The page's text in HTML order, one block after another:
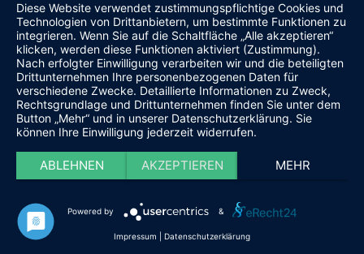
Diese Website verwendet zustimmungspflichtige Cookies und
Technologien von Drittanbietern, um bestimmte Funktionen zu
integrieren. Wenn Sie auf die Schaltfläche „Alle akzeptieren“
klicken, werden diese Funktionen aktiviert (Zustimmung).
Nach erfolgter Einwilligung verarbeiten wir und die beteiligten
Drittunternehmen Ihre personenbezogenen Daten für
verschiedene Zwecke. Detaillierte Informationen zu Zweck,
Rechtsgrundlage und Drittunternehmen finden Sie unter dem
Button „Mehr“ und in unserer Datenschutzerklärung. Sie
können Ihre Einwilligung jederzeit widerrufen.
ABLEHNEN AKZEPTIEREN MEHR
Powered by &
Impressum Datenschutzerklärung